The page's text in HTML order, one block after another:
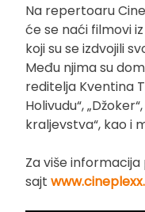
Na repertoaru
će se naći filmovi
koji su se izdvojili
Među njima su
reditelja Kventina
Holivudu“,
kraljevstva“, kao i
Za više
sajt